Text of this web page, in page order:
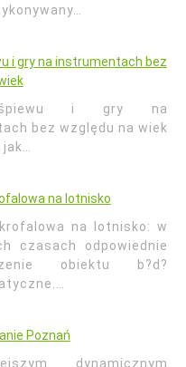
i gry na instrumentach bez
śpiewu i gry na
bez względu na wiek
na lotnisko
na lotnisko: w
czasach odpowiednie
obiektu b?d?
Poznań
dynamicznym